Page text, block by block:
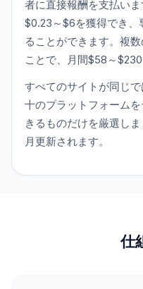
者に直接報酬を支払い
$0.23～$6を獲得でき、
ることができます。複
ことで、月間$58～
すべてのサイトが同じ
十のプラットフォーム
きるものだけを厳選し
月更新されます。
仕